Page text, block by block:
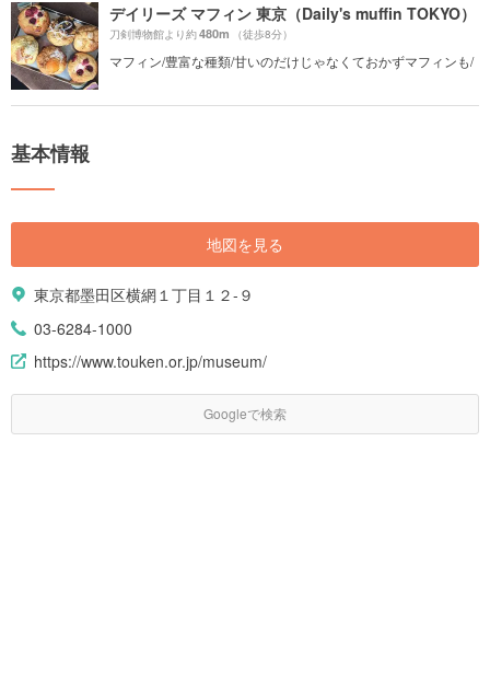
デイリーズ マフィン 東京（Daily's muffin TOKYO）
刀剣博物館より約480m （徒歩8分）
マフィン/豊富な種類/甘いのだけじゃなくておかずマフィンも/
基本情報
地図を見る
東京都墨田区横網１丁目１２-９
03-6284-1000
https://www.touken.or.jp/museum/
Googleで検索